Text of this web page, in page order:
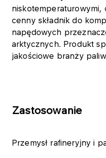
niskotemperaturowymi,
cenny składnik do
napędowych
arktycznych. Produkt
jakościowe branży
Zastosowanie
Przemysł rafineryjny i